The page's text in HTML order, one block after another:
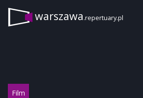
warszawa.repertuary.pl
Film